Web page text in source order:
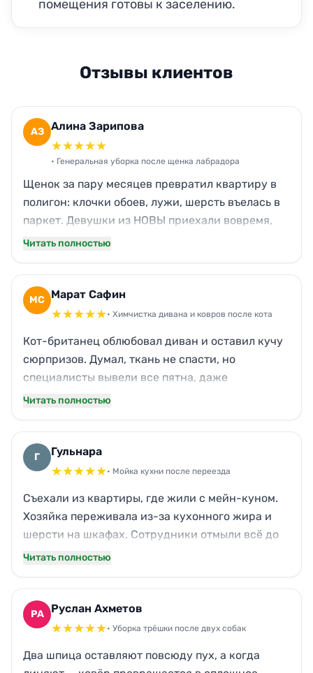
помещения готовы к заселению.
Отзывы клиентов
АЗ Алина Зарипова
★★★★★
• Генеральная уборка после щенка лабрадора
Щенок за пару месяцев превратил квартиру в
полигон: клочки обоев, лужи, шерсть въелась в
паркет. Девушки из НОВЫ приехали вовремя,
всё отдраили так, что даже запах из прихожей
ведь пёс всё лижет. Теперь рекомендую
друзьям в Казани.
Читать полностью
МС Марат Сафин
★★★★★• Химчистка дивана и ковров после кота
Кот-британец облюбовал диван и оставил кучу
сюрпризов. Думал, ткань не спасти, но
специалисты вывели все пятна, даже
застарелые. Заодно почистили ковры в детской
заказывал. Навели полный порядок без лишних
слов.
Читать полностью
Г Гульнара
★★★★★• Мойка кухни после переезда
Съехали из квартиры, где жили с мейн-куном.
Хозяйка переживала из-за кухонного жира и
шерсти на шкафах. Сотрудники отмыли всё до
блеска: вытяжка, плита, решётки — ни намёка
деньги залог нам вернули без споров.
Читать полностью
РА Руслан Ахметов
★★★★★• Уборка трёшки после двух собак
Два шпица оставляют повсюду пух, а когда